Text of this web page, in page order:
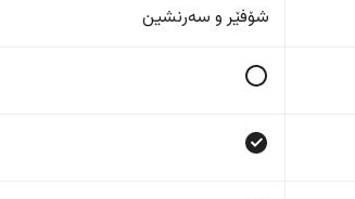
شۆفێر و سەرنشین